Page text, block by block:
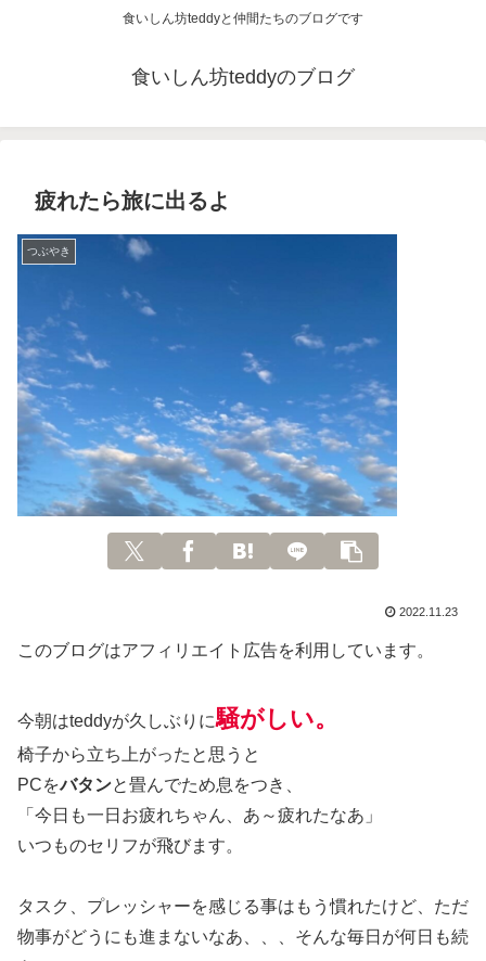
食いしん坊teddyと仲間たちのブログです
食いしん坊teddyのブログ
疲れたら旅に出るよ
つぶやき
2022.11.23
このブログはアフィリエイト広告を利用しています。
今朝はteddyが久しぶりに騒がしい。
椅子から立ち上がったと思うと
PCをバタンと畳んでため息をつき、
「今日も一日お疲れちゃん、あ～疲れたなあ」
いつものセリフが飛びます。
タスク、プレッシャーを感じる事はもう慣れたけど、ただ
物事がどうにも進まないなあ、、、そんな毎日が何日も続